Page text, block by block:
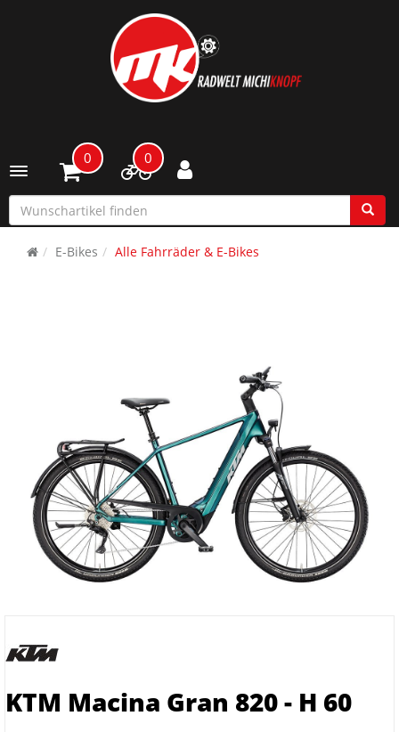
Toggle navigation
0 0
E-Bikes Alle Fahrräder & E-Bikes
KTM Macina Gran 820 - H 60